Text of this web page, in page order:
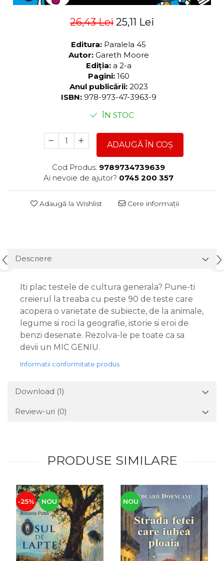
26,43 Lei 25,11 Lei
Editura: Paralela 45
Autor: Gareth Moore
Ediția: a 2-a
Pagini: 160
Anul publicării: 2023
ISBN: 978-973-47-3963-9
ÎN STOC
ADAUGĂ ÎN COȘ
Cod Produs: 9789734739639
Ai nevoie de ajutor? 0745 200 357
Adaugă la Wishlist Cere informații
Descriere
Iti plac testele de cultura generala? Pune-ti
creierul la treaba cu peste 90 de teste care
acopera o varietate de subiecte, de la animale,
legume si roci la geografie, istorie si eroi de
benzi desenate. Rezolva-le pe toate ca sa
devii un MIC GENIU.
Informatii conformitate produs
Download (1)
Review-uri (0)
PRODUSE SIMILARE
-25% NOU NOU